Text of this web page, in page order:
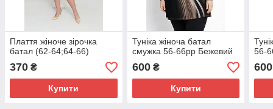
Плаття жіноче зірочка
батал (62-64;64-66)
370 ₴
Купити
Туніка жіноча батал
смужка 56-66рр Бежевий
600₴
Купити
56-
600